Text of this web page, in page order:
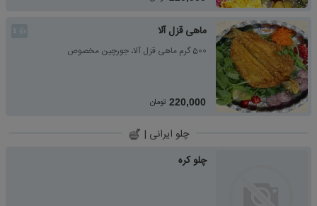
👍
1 ماهی قزل آلا
500 گرم ماهی قزل آلا، جورچین مخصوص
220,000 تومان
چلو ایرانی |
چلو کره